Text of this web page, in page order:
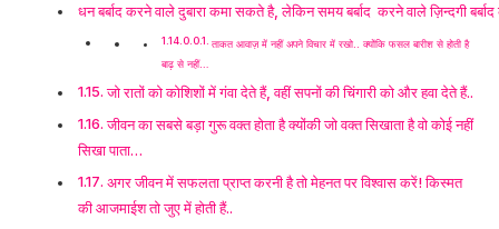
धन बर्बाद करने वाले दुबारा कमा सकते है, लेकिन समय बर्बाद करने वाले ज़िन्दगी
ताकत आवाज़ में नहीं अपने विचार में रखो.. क्योंकि फसल बारीश से होती है
बाढ़ से नहीं…
जो रातों को कोशिशों में गंवा देते हैं, वहीं सपनों की चिंगारी को और हवा देते हैं..
जीवन का सबसे बड़ा गुरू वक्त होता है क्योंकी जो वक्त सिखाता है वो कोई नहीं
सिखा पाता…
अगर जीवन में सफलता प्राप्त करनी है तो मेहनत पर विश्वास करें! किस्मत
की आजमाईश तो जुए में होती हैं..